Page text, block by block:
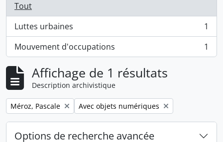
Tout
Luttes urbaines
, 1 résultats
1
Mouvement d'occupations
, 1 résultats 1
Affichage de 1 résultats
Description archivistique
Remove filter:
Méroz, Pascale Remove filter:
Avec objets numériques
Options de recherche avancée